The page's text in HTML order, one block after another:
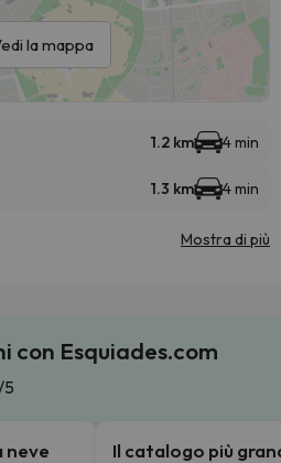
la mappa
1.2 km 4 min
1.3 km 4 min
Mostra di più
con Esquiades.com
5
neve Il catalogo più